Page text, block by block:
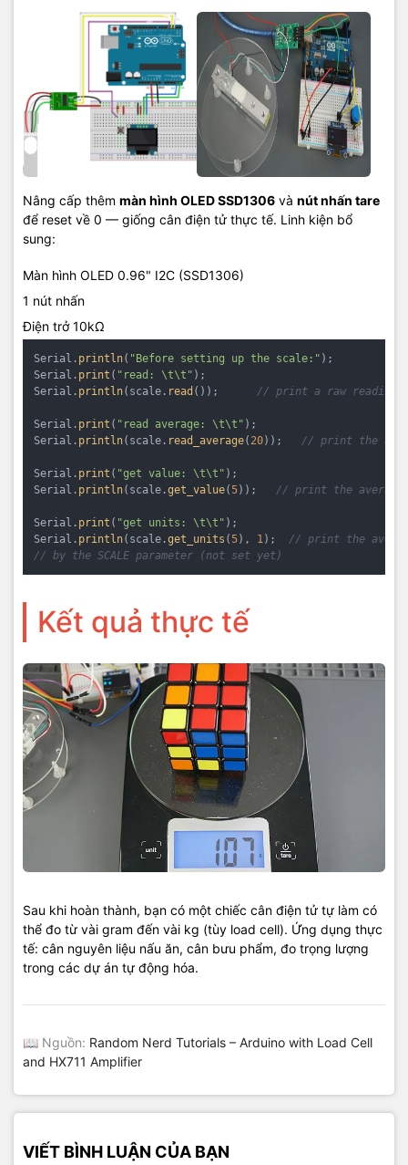
Nâng cấp thêm màn hình OLED SSD1306 và nút nhấn tare
để reset về 0 — giống cân điện tử thực tế. Linh kiện bổ
sung:
Màn hình OLED 0.96" I2C (SSD1306)
1 nút nhấn
Điện trở 10kΩ
Serial. println( "Before setting up the scale:" );
Serial. print ( "read: \t\t" );
Serial. println(scale. read ()); // print a raw reading
Serial. print ( "read average: \t\t" );
Serial. println(scale. read_average( 20)); // print the
Serial. print ( "get value: \t\t" );
Serial. println(scale.get_value(5)); // print the average
Serial. print ( "get units: \t\t" );
Serial. println(scale.get_units (5), 1 ); // print the
// by the SCALE parameter (not set yet)
Kết quả thực tế
Sau khi hoàn thành, bạn có một chiếc cân điện tử tự làm có
thể đo từ vài gram đến vài kg (tùy load cell). Ứng dụng thực
tế: cân nguyên liệu nấu ăn, cân bưu phẩm, đo trọng lượng
trong các dự án tự động hóa.
📖 Nguồn: Random Nerd Tutorials – Arduino with Load Cell
and HX711 Amplifier
VIẾT BÌNH LUẬN CỦA BẠN